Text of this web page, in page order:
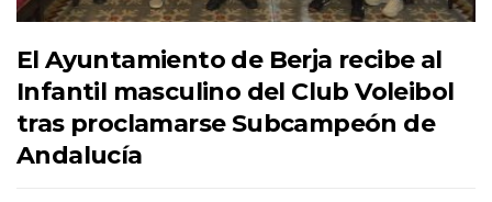
El Ayuntamiento de Berja recibe al
Infantil masculino del Club Voleibol
tras proclamarse Subcampeón de
Andalucía